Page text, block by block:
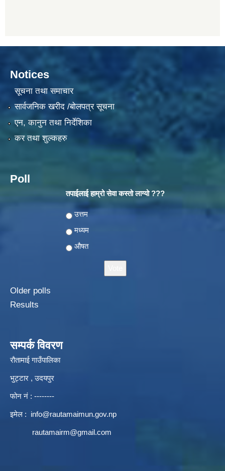
Notices
सूचना तथा समाचार
सार्वजनिक खरीद /बोलपत्र सूचना
एन, कानुन तथा निर्देशिका
कर तथा शुल्कहरु
Poll
तपाईलाई हाम्रो सेवा कस्तो लाग्यो ???
Choices
उत्तम
मध्यम
औषत
Older polls
Results
सम्पर्क विवरण
रौतामाई गाउँपालिका
भुट्टार , उदयपुर
फोन नं : --------
इमेल : info@rautamaimun.gov.np
rautamairm@gmail.com